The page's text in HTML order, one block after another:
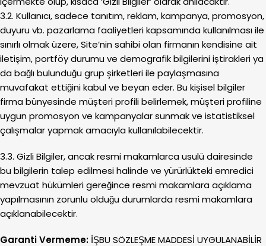
3.2. Kullanıcı, sadece tanıtım, reklam, kampanya, promosyon,
duyuru vb. pazarlama faaliyetleri kapsamında kullanılması ile
sınırlı olmak üzere, Site’nin sahibi olan firmanın kendisine ait
iletişim, portföy durumu ve demografik bilgilerini iştirakleri ya
da bağlı bulunduğu grup şirketleri ile paylaşmasına
muvafakat ettiğini kabul ve beyan eder. Bu kişisel bilgiler
firma bünyesinde müşteri profili belirlemek, müşteri profiline
uygun promosyon ve kampanyalar sunmak ve istatistiksel
çalışmalar yapmak amacıyla kullanılabilecektir.
3.3. Gizli Bilgiler, ancak resmi makamlarca usulü dairesinde
bu bilgilerin talep edilmesi halinde ve yürürlükteki emredici
mevzuat hükümleri gereğince resmi makamlara açıklama
yapılmasının zorunlu olduğu durumlarda resmi makamlara
açıklanabilecektir.
Garanti Vermeme: İŞBU SÖZLEŞME MADDESİ UYGULANABİLİR